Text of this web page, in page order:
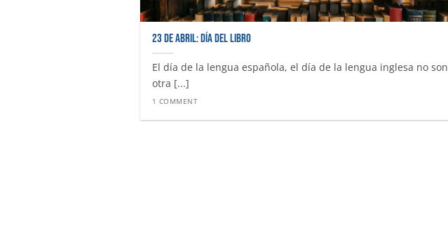
23 de abril: día del libro
El día de la lengua española, el día de la lengua inglesa no son
otra [...]
1 COMMENT